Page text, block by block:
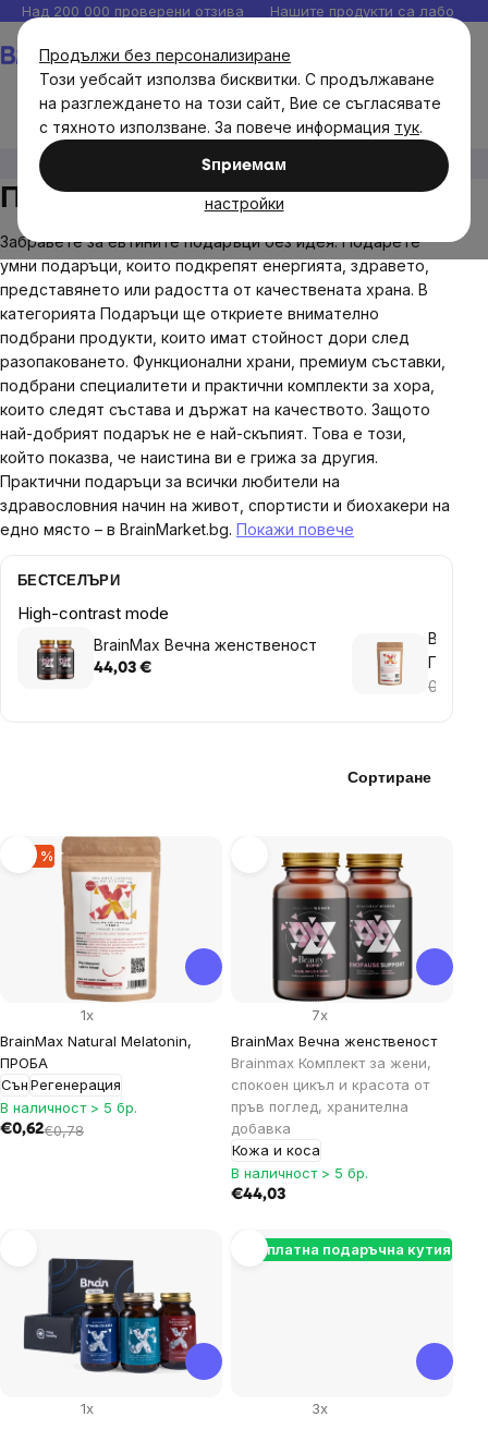
Продължи без персонализиране
Този уебсайт използва бисквитки. С продължаване
на разглеждането на този сайт, Вие се съгласявате
с тяхното използване. За повече информация тук.
Sпpиeмaм
настройки
Прескочи
към
съдържанието
Над 200 000 проверени отзива Нашите продукти са
Подаръци
Забравете за евтините подаръци без идея. Подарете
умни подаръци, които подкрепят енергията, здравето,
представянето или радостта от качествената храна. В
категорията Подаръци ще откриете внимателно
подбрани продукти, които имат стойност дори след
разопаковането. Функционални храни, премиум съставки,
подбрани специалитети и практични комплекти за хора,
които следят състава и държат на качеството. Защото
най-добрият подарък не е най-скъпият. Това е този,
който показва, че наистина ви е грижа за другия.
Практични подаръци за всички любители на
здравословния начин на живот, спортисти и биохакери на
едно място – в BrainMarket.bg. Покажи повече
БЕСТСЕЛЪРИ
High-contrast mode
BrainMax Вечна женственост
44,03 €
ПРОБА
0,78 €
Сортиране
List
products
–20 %
BrainMax Natural Melatonin,
ПРОБА
СънРегенерация
1x
В наличност > 5 бр.
€0,62€0,78
BrainMax Вечна женственост
Brainmax Комплект за жени,
спокоен цикъл и красота от
пръв поглед, хранителна
добавка
Кожа и коса
7x
В наличност > 5 бр.
€44,03
1x
Безплатна подаръчна кутия
3x